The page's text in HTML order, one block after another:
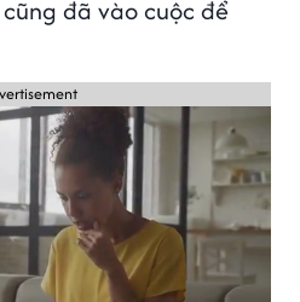
đã vào cuộc để